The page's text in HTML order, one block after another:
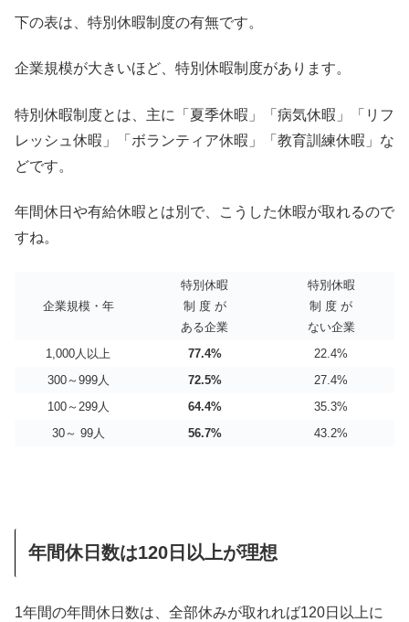
下の表は、特別休暇制度の有無です。
企業規模が大きいほど、特別休暇制度があります。
特別休暇制度とは、主に「夏季休暇」「病気休暇」「リフ
レッシュ休暇」「ボランティア休暇」「教育訓練休暇」な
どです。
年間休日や有給休暇とは別で、こうした休暇が取れるので
すね。
企業規模・年
特別休暇
制 度 が
ある企業
特別休暇
制 度 が
ない企業
1,000人以上
77.4%
22.4%
300～999人
72.5%
27.4%
100～299人
64.4%
35.3%
30～ 99人
56.7% 43.2%
年間休日数は120日以上が理想
1年間の年間休日数は、全部休みが取れれば120日以上に